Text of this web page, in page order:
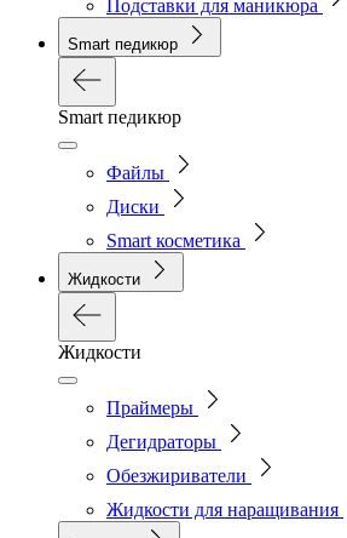
Подставки для маникюра
Smart педикюр
Smart педикюр
Файлы
Диски
Smart косметика
Жидкости
Жидкости
Праймеры
Дегидраторы
Обезжириватели
Жидкости для наращивания